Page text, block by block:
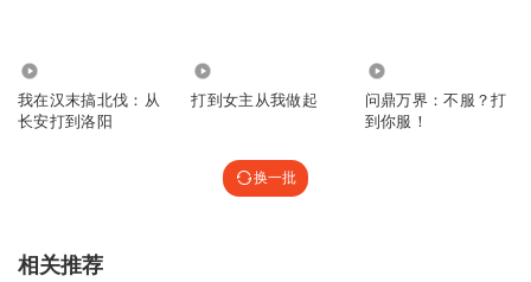
回复 2026-04-08
我在汉末搞北伐：从
长安打到洛阳
打到女主从我做起
问鼎万界：不服？打
到你服！
换一批
相关推荐